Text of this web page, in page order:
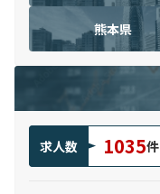
熊本県
求人数 1035件